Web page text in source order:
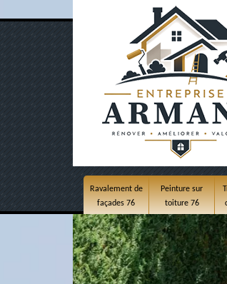
Ravalement de
façades 76
Peinture sur
toiture 76